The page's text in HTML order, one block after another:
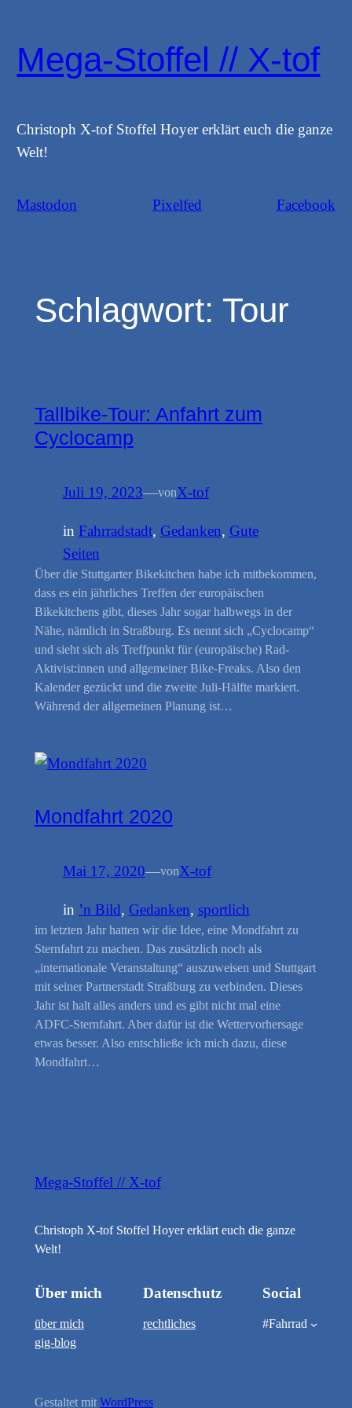
springen
Mega-Stoffel // X-tof
Christoph X-tof Stoffel Hoyer erklärt euch die ganze
Welt!
Mastodon Pixelfed Facebook
Schlagwort: Tour
Tallbike-Tour: Anfahrt zum
Cyclocamp
Juli 19, 2023—vonX-tof
in Fahrradstadt, Gedanken, Gute
Seiten
Über die Stuttgarter Bikekitchen habe ich mitbekommen,
dass es ein jährliches Treffen der europäischen
Bikekitchens gibt, dieses Jahr sogar halbwegs in der
Nähe, nämlich in Straßburg. Es nennt sich „Cyclocamp“
und sieht sich als Treffpunkt für (europäische) Rad-
Aktivist:innen und allgemeiner Bike-Freaks. Also den
Kalender gezückt und die zweite Juli-Hälfte markiert.
Während der allgemeinen Planung ist…
Mondfahrt 2020
Mai 17, 2020—vonX-tof
in ’n Bild, Gedanken, sportlich
im letzten Jahr hatten wir die Idee, eine Mondfahrt zu
Sternfahrt zu machen. Das zusätzlich noch als
„internationale Veranstaltung“ auszuweisen und Stuttgart
mit seiner Partnerstadt Straßburg zu verbinden. Dieses
Jahr ist halt alles anders und es gibt nicht mal eine
ADFC-Sternfahrt. Aber dafür ist die Wettervorhersage
etwas besser. Also entschließe ich mich dazu, diese
Mondfahrt…
Mega-Stoffel // X-tof
Christoph X-tof Stoffel Hoyer erklärt euch die ganze
Welt!
Über mich
über mich
gig-blog
Datenschutz
rechtliches
Social
#Fahrrad
Gestaltet mit WordPress